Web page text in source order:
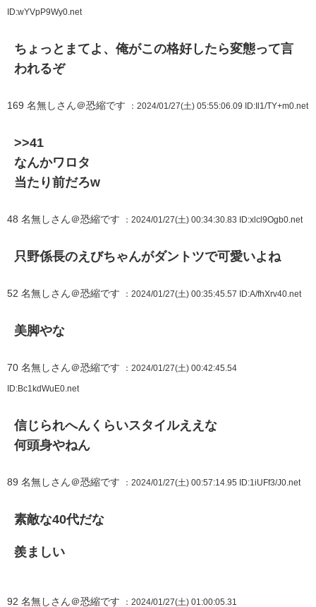
ID:wYVpP9Wy0.net
ちょっとまてよ、俺がこの格好したら変態って言
われるぞ
169 名無しさん＠恐縮です ：2024/01/27(土) 05:55:06.09 ID:Il1/TY+m0.net
>>41
なんかワロタ
当たり前だろw
48 名無しさん＠恐縮です ：2024/01/27(土) 00:34:30.83 ID:xlcl9Ogb0.net
只野係長のえびちゃんがダントツで可愛いよね
52 名無しさん＠恐縮です ：2024/01/27(土) 00:35:45.57 ID:A/fhXrv40.net
美脚やな
70 名無しさん＠恐縮です ：2024/01/27(土) 00:42:45.54
ID:Bc1kdWuE0.net
信じられへんくらいスタイルええな
何頭身やねん
89 名無しさん＠恐縮です ：2024/01/27(土) 00:57:14.95 ID:1iUFf3/J0.net
素敵な40代だな
羨ましい
92 名無しさん＠恐縮です ：2024/01/27(土) 01:00:05.31